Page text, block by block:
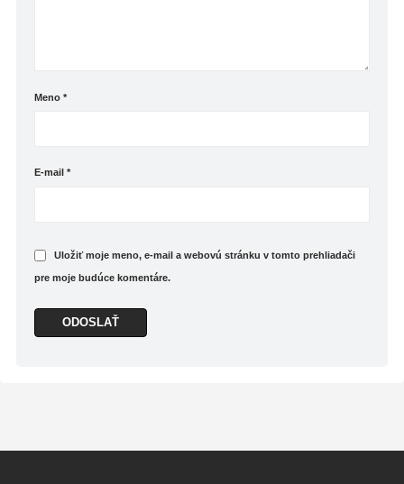
Meno*
E-mail*
Uložiť moje meno, e-mail a webovú stránku v tomto prehliadači
pre moje budúce komentáre.